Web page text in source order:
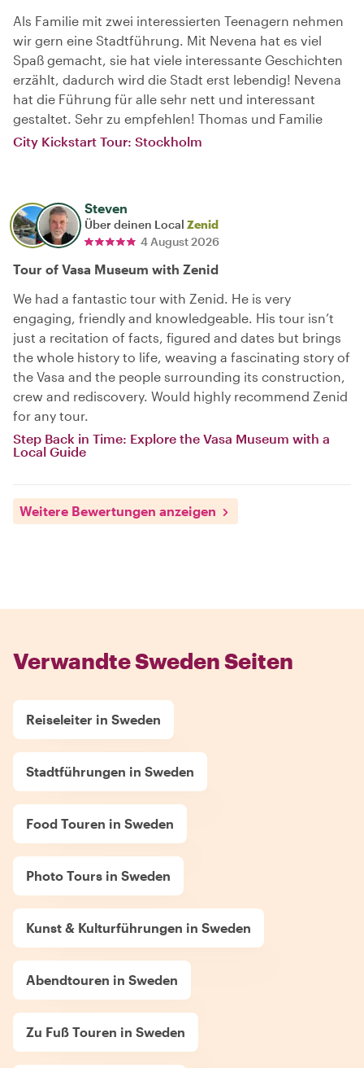
Als Familie mit zwei interessierten Teenagern nehmen
wir gern eine Stadtführung. Mit Nevena hat es viel
Spaß gemacht, sie hat viele interessante Geschichten
erzählt, dadurch wird die Stadt erst lebendig! Nevena
hat die Führung für alle sehr nett und interessant
gestaltet. Sehr zu empfehlen! Thomas und Familie
City Kickstart Tour: Stockholm
Steven
Über deinen Local Zenid
4 August 2026
Tour of Vasa Museum with Zenid
We had a fantastic tour with Zenid. He is very
engaging, friendly and knowledgeable. His tour isn’t
just a recitation of facts, figured and dates but brings
the whole history to life, weaving a fascinating story of
the Vasa and the people surrounding its construction,
crew and rediscovery. Would highly recommend Zenid
for any tour.
Step Back in Time: Explore the Vasa Museum with a
Local Guide
Weitere Bewertungen anzeigen
Verwandte Sweden Seiten
Reiseleiter in Sweden
Stadtführungen in Sweden
Food Touren in Sweden
Photo Tours in Sweden
Kunst & Kulturführungen in Sweden
Abendtouren in Sweden
Zu Fuß Touren in Sweden